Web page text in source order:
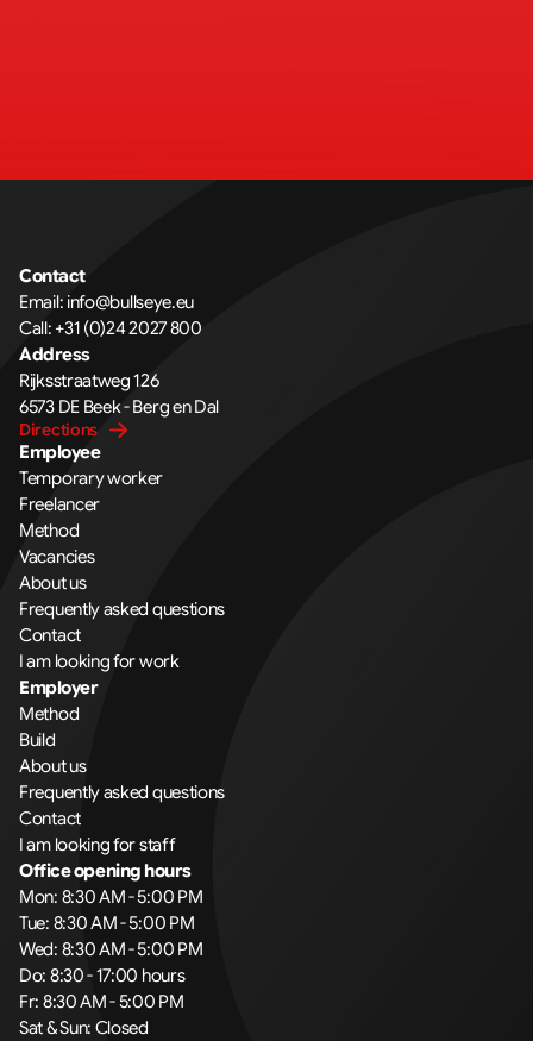
Contact
Email: info@bullseye.eu
Call: +31 (0)24 2027 800
Address
Rijksstraatweg 126
6573 DE Beek - Berg en Dal
Directions
Employee
Temporary worker
Freelancer
Method
Vacancies
About us
Frequently asked questions
Contact
I am looking for work
Employer
Method
Build
About us
Frequently asked questions
Contact
I am looking for staff
Office opening hours
Mon: 8:30 AM - 5:00 PM
Tue: 8:30 AM - 5:00 PM
Wed: 8:30 AM - 5:00 PM
Do: 8:30 - 17:00 hours
Fr: 8:30 AM - 5:00 PM
Sat & Sun: Closed